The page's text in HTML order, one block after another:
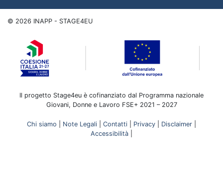
© 2026 INAPP - STAGE4EU
Il progetto Stage4eu è cofinanziato dal Programma nazionale
Giovani, Donne e Lavoro FSE+ 2021 – 2027
Chi siamo Note Legali Contatti Privacy Disclaimer
Accessibilità